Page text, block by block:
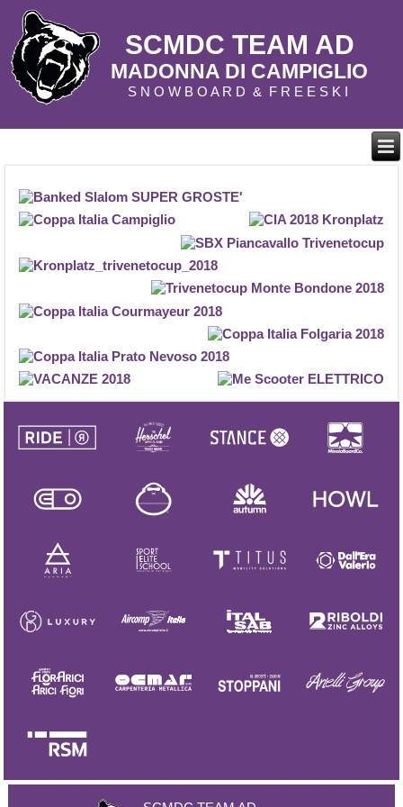
SCMDC TEAM AD
MADONNA DI CAMPIGLIO
S N O W B O A R D & F R E E S K I